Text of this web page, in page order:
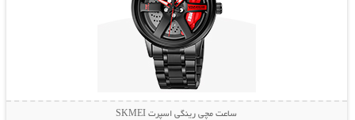
ساعت مچی رینگی اسپرت SKMEI